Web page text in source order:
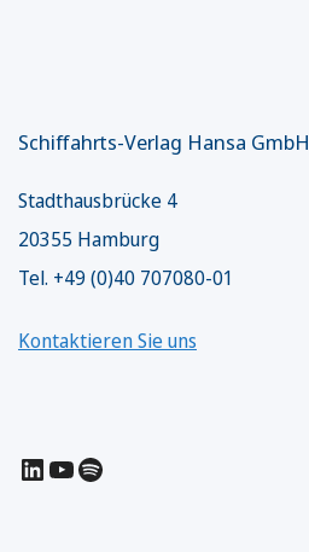
Schiffahrts-Verlag Hansa
Stadthausbrücke 4
20355 Hamburg
Tel. +49 (0)40 707080-01
Kontaktieren Sie uns
LinkedIn
YouTube
Spotify